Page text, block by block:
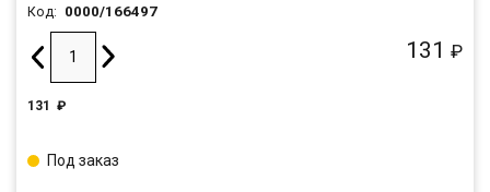
Код: 0000/166497
131 ₽
131 ₽
Под заказ